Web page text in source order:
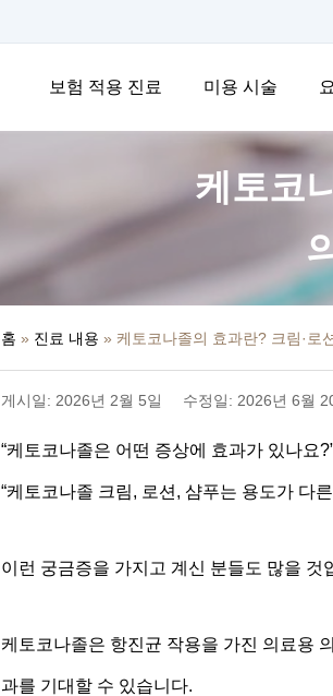
보험 적용 진료 미용 시술
케토코
홈 » 진료 내용 » 케토코나졸의 효과란? 크림·로
게시일: 2026년 2월 5일 수정일: 2026년 6월
“케토코나졸은 어떤 증상에 효과가 있나요
“케토코나졸 크림, 로션, 샴푸는 용도가 다
이런 궁금증을 가지고 계신 분들도 많을 것
케토코나졸은 항진균 작용을 가진 의료용
과를 기대할 수 있습니다.